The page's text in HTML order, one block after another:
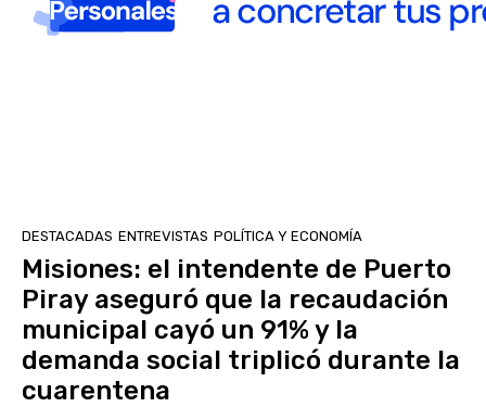
DESTACADAS ENTREVISTAS POLÍTICA Y ECONOMÍA
Misiones: el intendente de Puerto
Piray aseguró que la recaudación
municipal cayó un 91% y la
demanda social triplicó durante la
cuarentena